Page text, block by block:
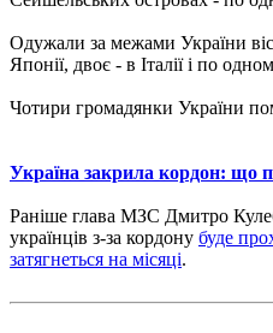
Одужали за межами України
Японії, двоє - в Італії і по
Чотири громадянки України
Україна закрила кордон: що
Раніше глава МЗС Дмитро
українців з-за кордону буде
затягнеться на місяці.